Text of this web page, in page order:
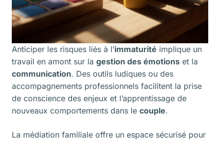
Anticiper les risques liés à l’immaturité implique un
travail en amont sur la gestion des émotions et la
communication. Des outils ludiques ou des
accompagnements professionnels facilitent la prise
de conscience des enjeux et l’apprentissage de
nouveaux comportements dans le couple.
La médiation familiale offre un espace sécurisé pour